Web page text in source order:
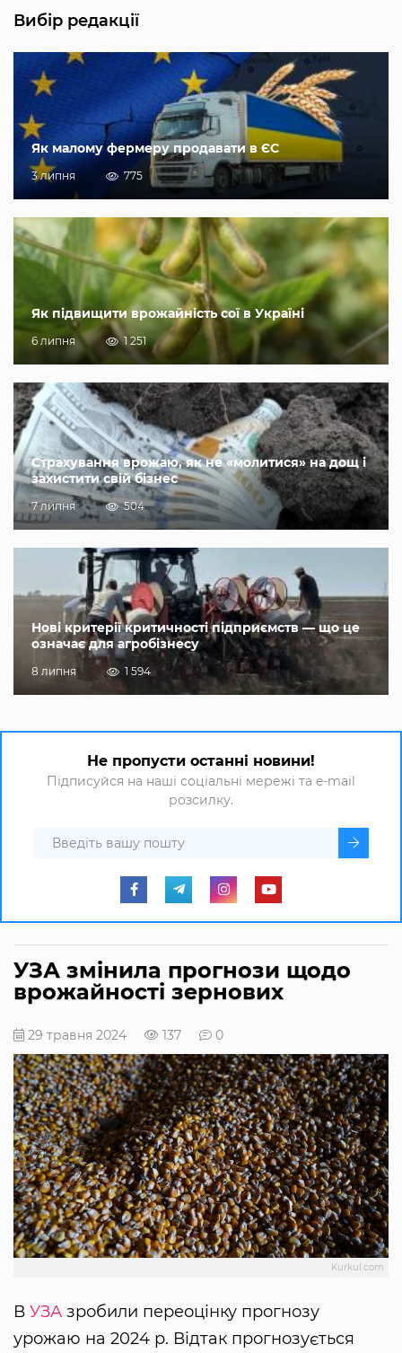
Вибір редакції
Як малому фермеру продавати в ЄС
3 липня 775
Як підвищити врожайність сої в Україні
6 липня 1 251
Страхування врожаю, як не «молитися» на дощ і
захистити свій бізнес
7 липня 504
Нові критерії критичності підприємств — що це
означає для агробізнесу
8 липня 1 594
Не пропусти останні новини!
Підписуйся на наші соціальні мережі та e-mail
розсилку.
УЗА змінила прогнози щодо
врожайності зернових
29 травня 2024 137 0
Kurkul.com
В УЗА зробили переоцінку прогнозу
урожаю на 2024 р. Відтак прогнозується